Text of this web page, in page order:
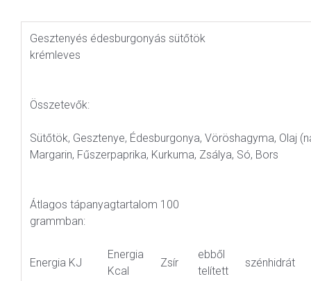
Gesztenyés édesburgonyás sütőtök
krémleves
Összetevők:
Sütőtök, Gesztenye, Édesburgonya, Vöröshagyma, Olaj
Margarin, Fűszerpaprika, Kurkuma, Zsálya, Só, Bors
Átlagos tápanyagtartalom 100
grammban:
Energia KJ
Energia
Kcal
Zsír
ebből
telített
szénhidrát